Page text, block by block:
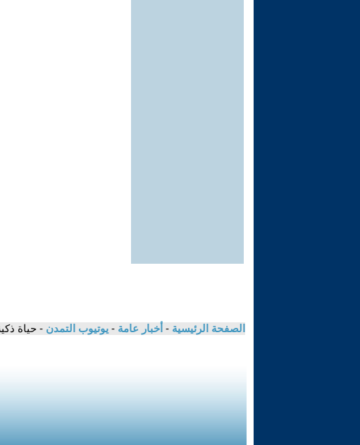
الصفحة الرئيسية - أخبار عامة - يوتيوب التمدن - حياة